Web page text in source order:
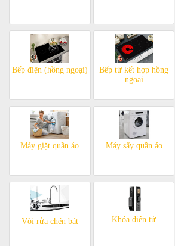
Bếp điện (hồng ngoại)
Bếp từ kết hợp hồng
ngoại
Máy giặt quần áo Máy sấy quần áo
Vòi rửa chén bát Khóa điện tử